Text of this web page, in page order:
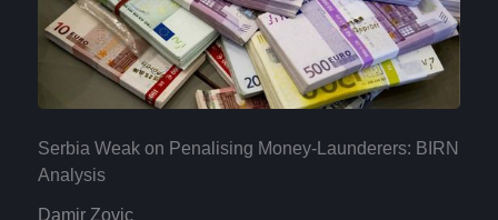
Serbia Weak on Penalising Money-Launderers: BIRN
Analysis
Damir Zovic